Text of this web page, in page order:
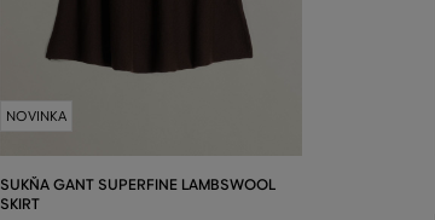
NOVINKA
SUKŇA GANT SUPERFINE LAMBSWOOL
SKIRT